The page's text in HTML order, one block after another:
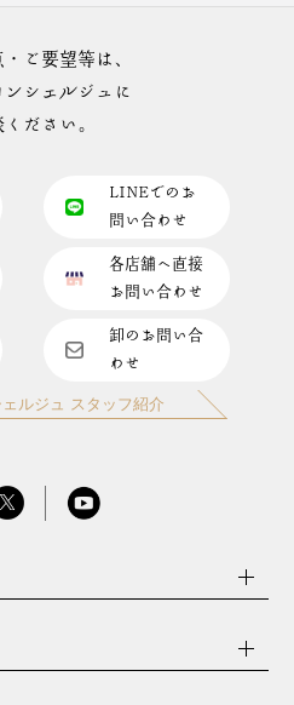
ご要望等は、
シェルジュに
ださい。
LINEでのお
問い合わせ
各店舗へ直接
お問い合わせ
卸のお問い合
わせ
ェルジュ スタッフ紹介